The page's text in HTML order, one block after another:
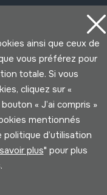
de Privacité
ainsi que ceux de
vous préférez pour
totale. Si vous
cliquez sur «
« J’ai compris »
mentionnés
d’utilisation
plus" pour plus